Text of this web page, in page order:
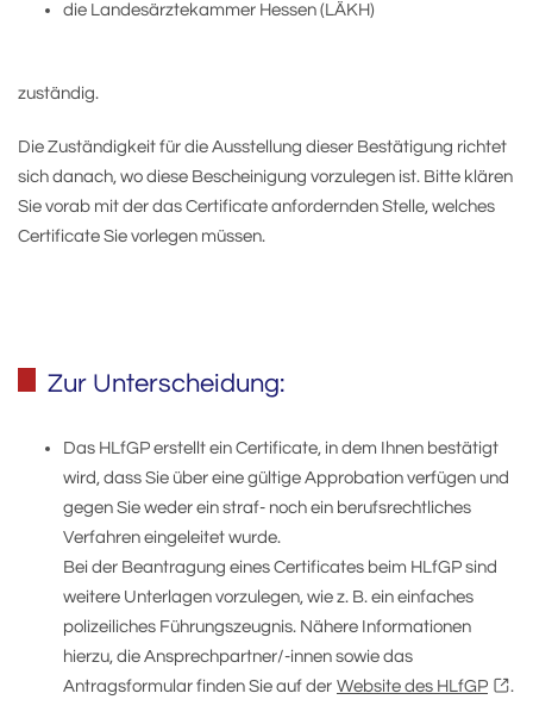
die Landesärztekammer Hessen (LÄKH)
zuständig.
Die Zuständigkeit für die Ausstellung dieser Bestätigung richtet
sich danach, wo diese Bescheinigung vorzulegen ist. Bitte klären
Sie vorab mit der das Certificate anfordernden Stelle, welches
Certificate Sie vorlegen müssen.
Zur Unterscheidung:
Das HLfGP erstellt ein Certificate, in dem Ihnen bestätigt
wird, dass Sie über eine gültige Approbation verfügen und
gegen Sie weder ein straf- noch ein berufsrechtliches
Verfahren eingeleitet wurde.
Bei der Beantragung eines Certificates beim HLfGP sind
weitere Unterlagen vorzulegen, wie z. B. ein einfaches
polizeiliches Führungszeugnis. Nähere Informationen
hierzu, die Ansprechpartner/-innen sowie das
Antragsformular finden Sie auf der Website des HLfGP
.